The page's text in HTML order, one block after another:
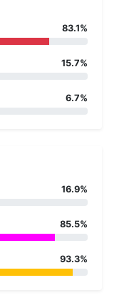
83.1%
15.7%
6.7%
16.9%
85.5%
93.3%